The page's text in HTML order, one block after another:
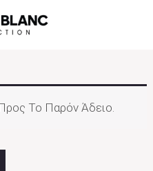
Το Παρόν Άδειο.